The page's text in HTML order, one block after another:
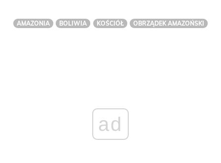
AMAZONIA BOLIWIA KOŚCIÓŁ OBRZĄDEK AMAZOŃSKI
ad